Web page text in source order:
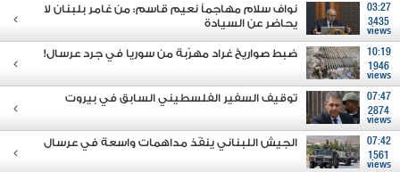
03:27
3435
views
نواف سلام مهاجماً نعيم قاسم: من غامر بلبنان لا
يحاضر عن السيادة
10:19
1946
views
ضبط صواريخ غراد مهرّبة من سوريا في جرد عرسال!
07:47
2874
views
توقيف السفير الفلسطيني السابق في بيروت
07:42
1561
views
الجيش اللبناني ينفّذ مداهمات واسعة في عرسال